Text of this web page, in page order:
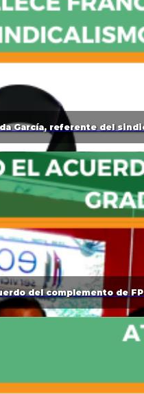
García, referente del
del complemento de